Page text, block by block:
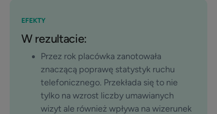
EFEKTY
W rezultacie:
Przez rok placówka zanotowała
znaczącą poprawę statystyk ruchu
telefonicznego. Przekłada się to nie
tylko na wzrost liczby umawianych
wizyt ale również wpływa na wizerunek